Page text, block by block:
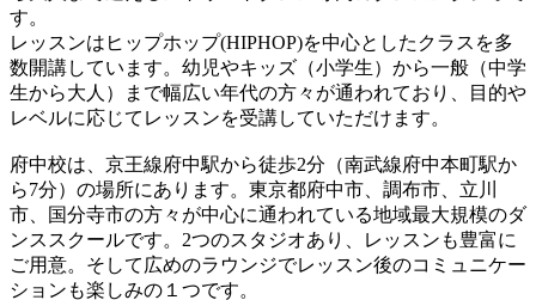
す。
レッスンはヒップホップ(HIPHOP)を中心としたクラスを多
数開講しています。幼児やキッズ（小学生）から一般（中学
生から大人）まで幅広い年代の方々が通われており、目的や
レベルに応じてレッスンを受講していただけます。
府中校は、京王線府中駅から徒歩2分（南武線府中本町駅か
ら7分）の場所にあります。東京都府中市、調布市、立川
市、国分寺市の方々が中心に通われている地域最大規模のダ
ンススクールです。2つのスタジオあり、レッスンも豊富に
ご用意。そして広めのラウンジでレッスン後のコミュニケー
ションも楽しみの１つです。